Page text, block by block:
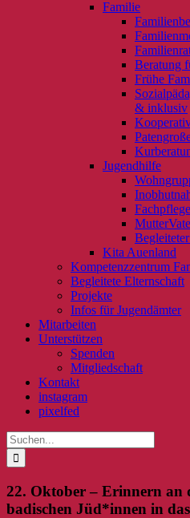
Familie
Beratung
Frühe
& inklusiv
Jugendhilfe
Kita Auenland
Kompetenzzentrum
Begleitete Elternschaft
Projekte
Infos für Jugendämter
Mitarbeiten
Unterstützen
Spenden
Mitgliedschaft
Kontakt
instagram
pixelfed
Suche
nach:
22. Oktober – Erinnern an
badischen Jüd*innen in